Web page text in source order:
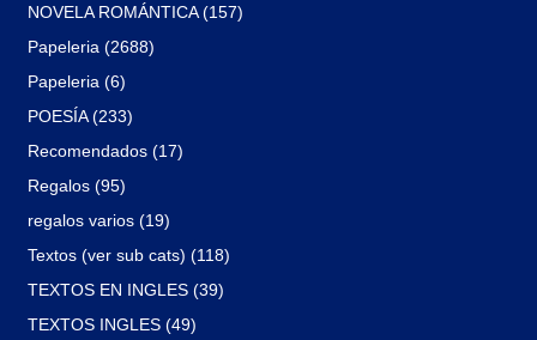
NOVELA ROMÁNTICA (157)
Papeleria (2688)
Papeleria (6)
POESÍA (233)
Recomendados (17)
Regalos (95)
regalos varios (19)
Textos (ver sub cats) (118)
TEXTOS EN INGLES (39)
TEXTOS INGLES (49)